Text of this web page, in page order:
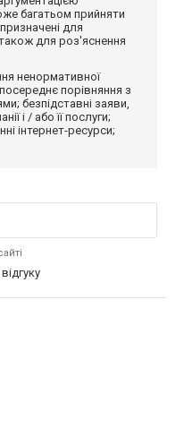
багатьом прийняти
для
для роз'яснення
ненормативної
порівняння з
безпідставні заяви,
і / або її послуги;
інтернет-ресурси;